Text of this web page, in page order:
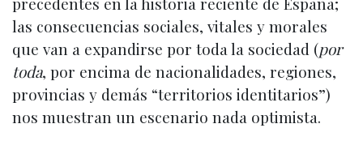
las consecuencias sociales, vitales y morales
que van a expandirse por toda la sociedad (por
toda, por encima de nacionalidades, regiones,
provincias y demás “territorios identitarios”)
nos muestran un escenario nada optimista.